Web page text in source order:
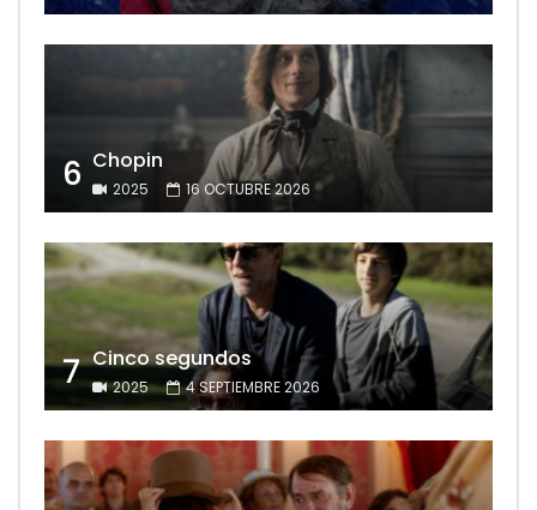
6 Chopin
2025 16 OCTUBRE 2026
7 Cinco segundos
2025 4 SEPTIEMBRE 2026